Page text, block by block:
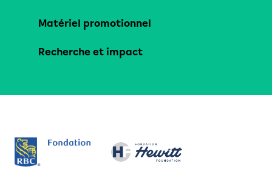
Matériel promotionnel
Recherche et impact